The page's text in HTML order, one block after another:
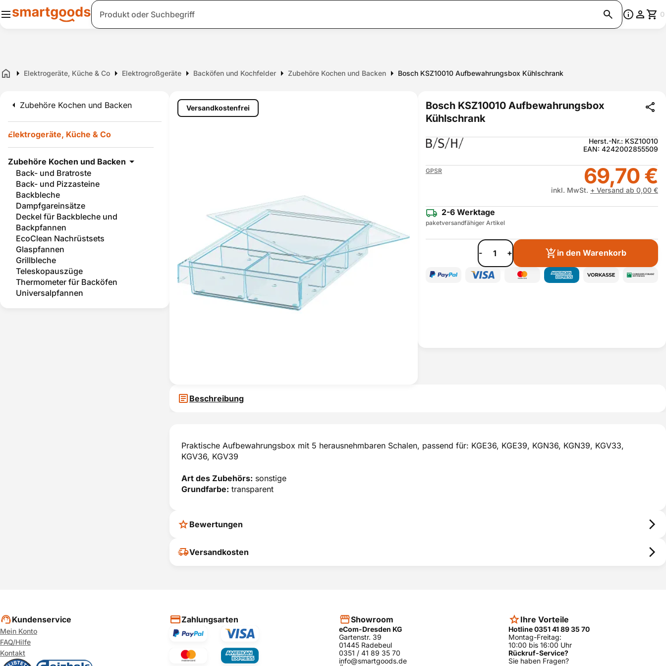
Suche 0
Home Elektrogeräte, Küche & Co Elektrogroßgeräte Backöfen und Kochfelder Zubehöre Kochen und Backen Bosch KSZ10010 Aufbewahrungsbox Kühlschrank
Zubehöre Kochen und Backen
Elektrogeräte, Küche & Co
Zubehöre Kochen und Backen
Back- und Bratroste
Back- und Pizzasteine
Backbleche
Dampfgareinsätze
Deckel für Backbleche und
Backpfannen
EcoClean Nachrüstsets
Glaspfannen
Grillbleche
Teleskopauszüge
Thermometer für Backöfen
Universalpfannen
Versandkostenfrei
Bosch KSZ10010 Aufbewahrungsbox
Kühlschrank
Herst.-Nr.: KSZ10010
EAN: 4242002855509
GPSR 69,70 €
inkl. MwSt. + Versand ab 0,00 €
2-6 Werktage
paketversandfähiger Artikel
- + in den Warenkorb
Beschreibung
Praktische Aufbewahrungsbox mit 5 herausnehmbaren Schalen, passend für: KGE36, KGE39, KGN36, KGN39, KGV33,
KGV36, KGV39
Art des Zubehörs: sonstige
Grundfarbe: transparent
Bewertungen
Ihr Feedback hilft uns, uns ständig zu
Versandkosten
Kundenservice
Mein Konto
FAQ/Hilfe
Kontakt
Zahlungsarten Showroom
eCom-Dresden KG
Gartenstr. 39
01445 Radebeul
0351 / 41 89 35 70
info@smartgoods.de
Ihre Vorteile
Hotline 0351 41 89 35 70
Montag-Freitag:
10:00 bis 16:00 Uhr
Rückruf-Service?
Sie haben Fragen?